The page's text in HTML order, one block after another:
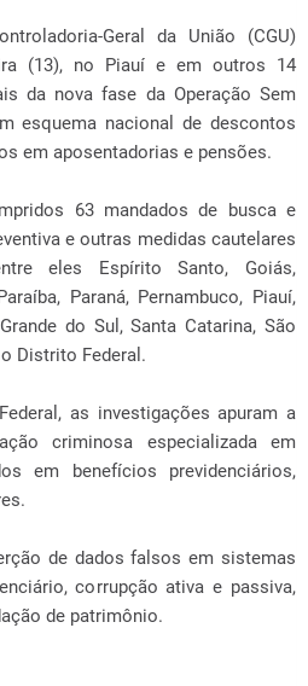
Geral da União (CGU)
(13), no Piauí e em outros 14
da nova fase da Operação Sem
esquema nacional de descontos
em aposentadorias e pensões.
63 mandados de busca e
e outras medidas cautelares
eles Espírito Santo, Goiás,
Paraná, Pernambuco, Piauí,
do Sul, Santa Catarina, São
Distrito Federal.
as investigações apuram a
criminosa especializada em
em benefícios previdenciários,
de dados falsos em sistemas
corrupção ativa e passiva,
de patrimônio.